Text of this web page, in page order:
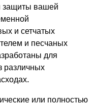
защиты вашей
и сетчатых
и песчаных
для
различных
или полностью